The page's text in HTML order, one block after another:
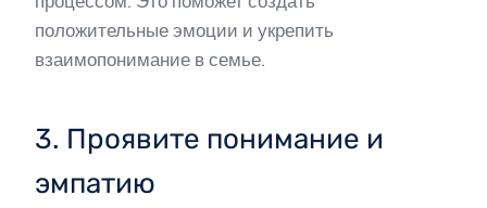
положительные эмоции и укрепить
взаимопонимание в семье.
3. Проявите понимание и
эмпатию